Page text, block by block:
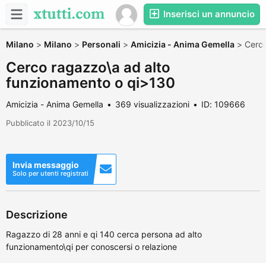
Inserisci un annuncio
Milano > Milano > Personali > Amicizia - Anima Gemella >
Cerco ragazzo\a ad alto
funzionamento o qi>130
Amicizia - Anima Gemella 369 visualizzazioni ID: 109666
Pubblicato il 2023/10/15
Invia messaggio
Solo per utenti registrati
Descrizione
Ragazzo di 28 anni e qi 140 cerca persona ad alto
funzionamento\qi per conoscersi o relazione